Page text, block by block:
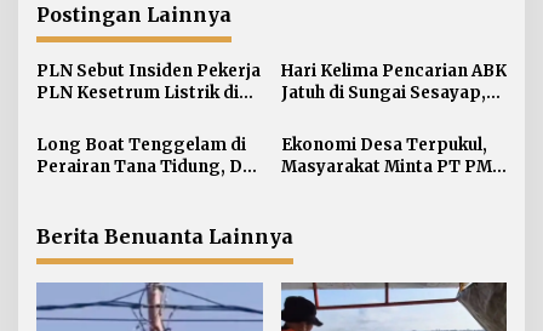
g
a
s
i
o
Postingan Lainnya
PLN Sebut Insiden Pekerja
PLN Kesetrum Listrik di
Investigasi
Hari Kelima Pencarian ABK
Jatuh di Sungai Sesayap,
Pencarian
Long Boat Tenggelam di
Perairan Tana Tidung, Dua
Ekonomi Desa Terpukul,
Masyarakat Minta PT PMJ
Berita Benuanta Lainnya